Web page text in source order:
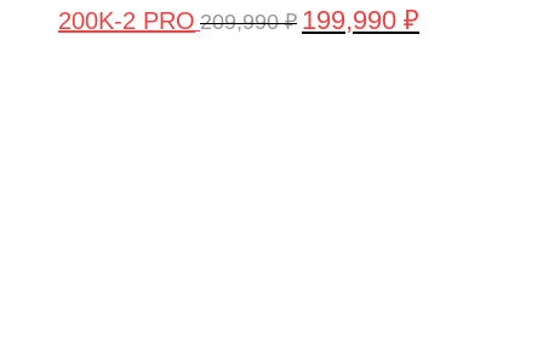
200K-2 PRO 209,990₽ Первоначальная
199,990 ₽